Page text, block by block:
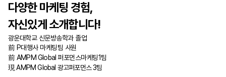
다양한 마케팅 경험,
자신있게 소개합니다!
광운대학교 신문방송학과 졸업
前P대행사 마케팅팀 사원
前 AMPM Global퍼포먼스마케팅1팀
現AMPM Global 광고퍼포먼스3팀